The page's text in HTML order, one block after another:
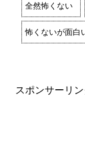
全然怖くない
怖くないが面白
スポンサーリン